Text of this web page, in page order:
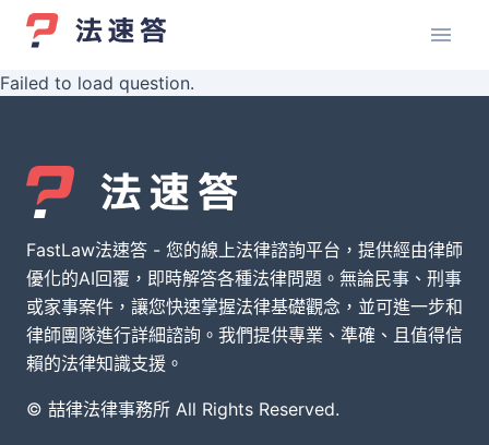
Failed to load question.
FastLaw法速答 - 您的線上法律諮詢平台，提供經由律師
優化的AI回覆，即時解答各種法律問題。無論民事、刑事
或家事案件，讓您快速掌握法律基礎觀念，並可進一步和
律師團隊進行詳細諮詢。我們提供專業、準確、且值得信
賴的法律知識支援。
© 喆律法律事務所 All Rights Reserved.